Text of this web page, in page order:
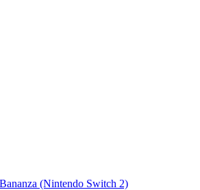
(Nintendo Switch 2)